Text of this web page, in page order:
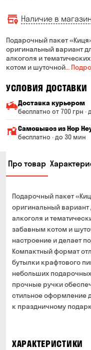
Наличие в
Подарочный пакет
оригинальный вариант
алкоголя и
котом и шуточной…
УСЛОВИЯ ДОСТАВКИ
Доставка курьером
бесплатно от 700 грн ·
Минимальная
Стоимость
От 300 до 399 грн
От 700 грн
Срок доставки — до
*на время доставки
Оплата:
наличными
банковской
Самовывоз из Hop
бесплатно · до 30 мин
Время сборки
Можете без
Оплата:
наличными в
банковской
Про товар
Подарочный пакет
оригинальный
алкоголя и
забавным котом и
настроение и делает
Компактный формат
бутылки крафтового
небольших
прочные ручки
стильное оформление
к праздничному
ХАРАКТЕРИСТИКИ